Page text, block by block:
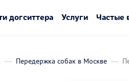
догситтера Услуги Частые
Передержка собак в Москве